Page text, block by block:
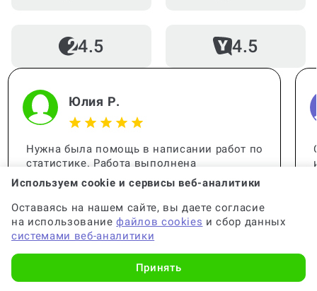
4.5 4.5
Юлия Р.
Нужна была помощь в написании работ по
статистике. Работа выполнена
качественно, все детали учтены. Спасибо
за помощь, вы меня выручили!
Используем cookie и сервисы веб-аналитики
Оставаясь на нашем сайте, вы даете согласие
на использованиефайлов cookies и сбор данных
системами веб-аналитики
Принять